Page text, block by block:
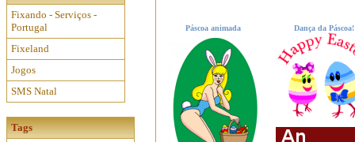
Fixando - Serviços -
Portugal
Fixeland
Jogos
SMS Natal
Tags
Páscoa animada Dança da Páscoa!